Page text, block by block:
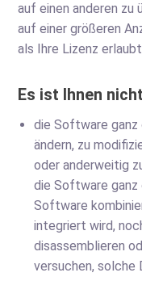
auf einen anderen zu
auf einer größeren
als Ihre Lizenz
Es ist Ihnen
die Software ganz
ändern, zu
oder anderweitig
die Software ganz
Software
integriert wird,
disassemblieren
versuchen, solche